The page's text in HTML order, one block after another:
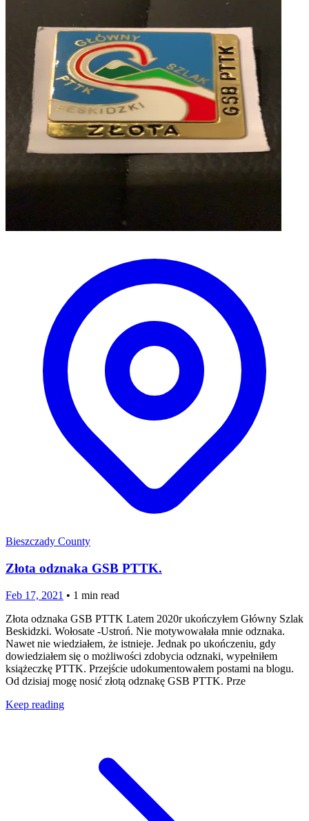
Bieszczady County
Złota odznaka GSB PTTK.
Feb 17, 2021 • 1 min read
Złota odznaka GSB PTTK Latem 2020r ukończyłem Główny Szlak
Beskidzki. Wołosate -Ustroń. Nie motywowałała mnie odznaka.
Nawet nie wiedziałem, że istnieje. Jednak po ukończeniu, gdy
dowiedziałem się o możliwości zdobycia odznaki, wypełniłem
książeczkę PTTK. Przejście udokumentowałem postami na blogu.
Od dzisiaj mogę nosić złotą odznakę GSB PTTK. Prze
Keep reading